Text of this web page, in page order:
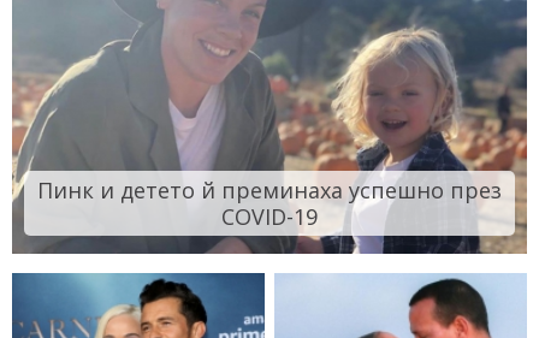
Пинк и детето й преминаха успешно през
COVID-19